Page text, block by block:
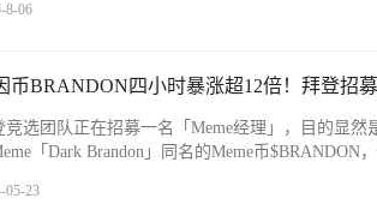
8-06
币BRANDON四小时暴涨超12倍！拜登招
竞选团队正在招募一名「Meme经理」，目的显
「Dark Brandon」同名的Meme币
05-23